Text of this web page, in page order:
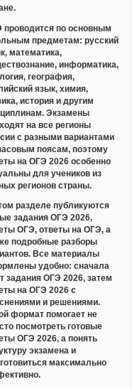
проводится по основным
предметам: русский
математика,
информатика,
география,
язык, химия,
история и другим
Экзамены
на все регионы
с разными вариантами
поясам, поэтому
на ОГЭ 2026 особенно
для учеников из
регионов страны.
разделе публикуются
задания ОГЭ 2026,
ОГЭ, ответы на ОГЭ, а
подробные разборы
Все материалы
удобно: сначала
задания ОГЭ 2026, затем
на ОГЭ 2026 с
и решениями.
формат помогает не
посмотреть готовые
ОГЭ 2026, а понять
экзамена и
максимально